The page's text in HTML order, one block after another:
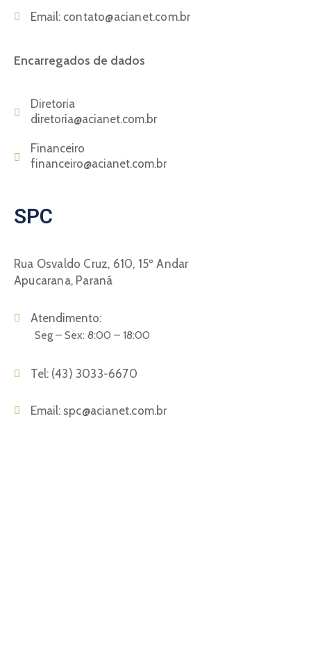
Email: contato@acianet.com.br
Encarregados de dados
Diretoria
diretoria@acianet.com.br
Financeiro
financeiro@acianet.com.br
SPC
Rua Osvaldo Cruz, 610, 15º Andar
Apucarana, Paraná
Atendimento:
Seg – Sex: 8:00 – 18:00
Tel: (43) 3033-6670
Email: spc@acianet.com.br